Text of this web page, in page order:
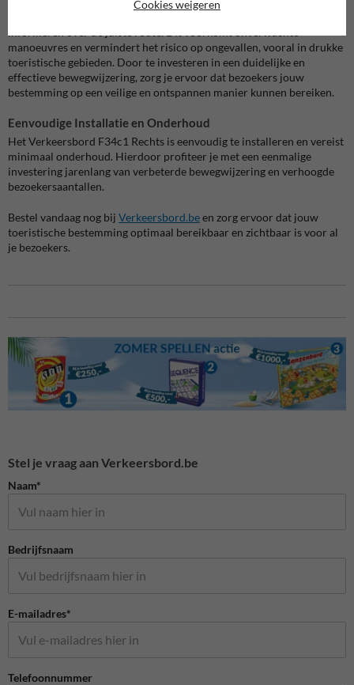
manoeuvres en vermindert het risico op ongevallen, vooral in drukke
toeristische gebieden. Door te investeren in een duidelijke en
effectieve bewegwijzering, zorg je ervoor dat bezoekers jouw
bestemming op een veilige en ontspannen manier kunnen bereiken.
Eenvoudige Installatie en Onderhoud
Het Verkeersbord F34c1 Rechts is eenvoudig te installeren en vereist
minimaal onderhoud. Hierdoor profiteer je met een eenmalige
investering jarenlang van verbeterde bewegwijzering en verhoogde
bezoekersaantallen.
Bestel vandaag nog bij Verkeersbord.been zorg ervoor dat jouw
toeristische bestemming optimaal bereikbaar en zichtbaar is voor al
je bezoekers.
Stel je vraag aan Verkeersbord.be
Naam*
Bedrijfsnaam
E-mailadres*
Telefoonnummer
Cookies weigeren